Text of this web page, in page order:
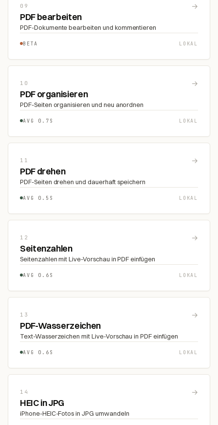
09 →
PDF bearbeiten
PDF-Dokumente bearbeiten und kommentieren
BETA LOKAL
10 →
PDF organisieren
PDF-Seiten organisieren und neu anordnen
AVG 0.7S LOKAL
11 →
PDF drehen
PDF-Seiten drehen und dauerhaft speichern
AVG 0.5S LOKAL
12 →
Seitenzahlen
Seitenzahlen mit Live-Vorschau in PDF einfügen
AVG 0.6S LOKAL
13 →
PDF-Wasserzeichen
Text-Wasserzeichen mit Live-Vorschau in PDF einfügen
AVG 0.6S LOKAL
14 →
HEIC in JPG
iPhone-HEIC-Fotos in JPG umwandeln